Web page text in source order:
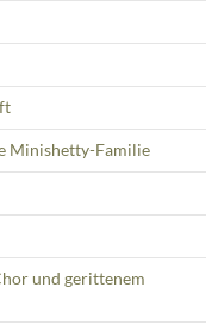
Minishetty-Familie
und gerittenem